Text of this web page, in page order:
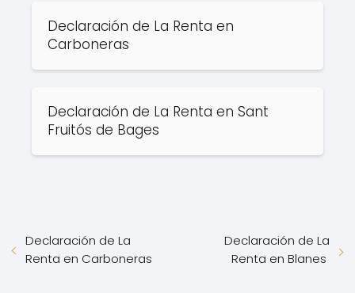
Declaración de La Renta en
Carboneras
Declaración de La Renta en Sant
Fruitós de Bages
Declaración de La
Renta en Carboneras
Declaración de La
Renta en Blanes